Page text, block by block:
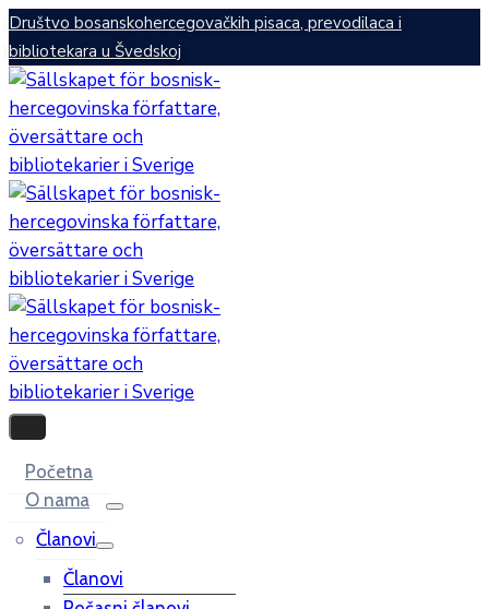
Društvo bosanskohercegovačkih pisaca, prevodilaca i
bibliotekara u Švedskoj
Početna
O nama
Članovi
Članovi